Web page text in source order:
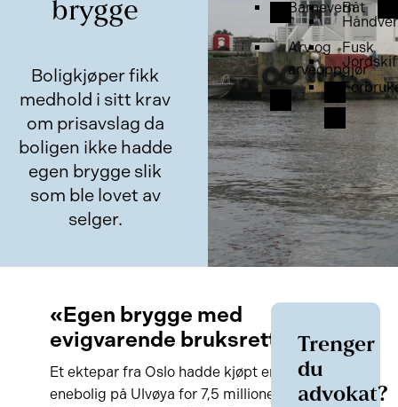
Barnevern
Arv og
arveoppgjør
Båt
Fusk
brygge
Boligkjøper fikk
medhold i sitt krav
om prisavslag da
boligen ikke hadde
egen brygge slik
som ble lovet av
selger.
«Egen brygge med
evigvarende bruksrett»
Et ektepar fra Oslo hadde kjøpt en
enebolig på Ulvøya for 7,5 millioner
Trenger
du
advokat?